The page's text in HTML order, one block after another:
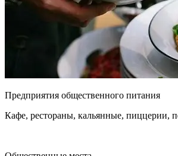
Предприятия общественного питания
Кафе, рестораны, кальянные, пиццерии,